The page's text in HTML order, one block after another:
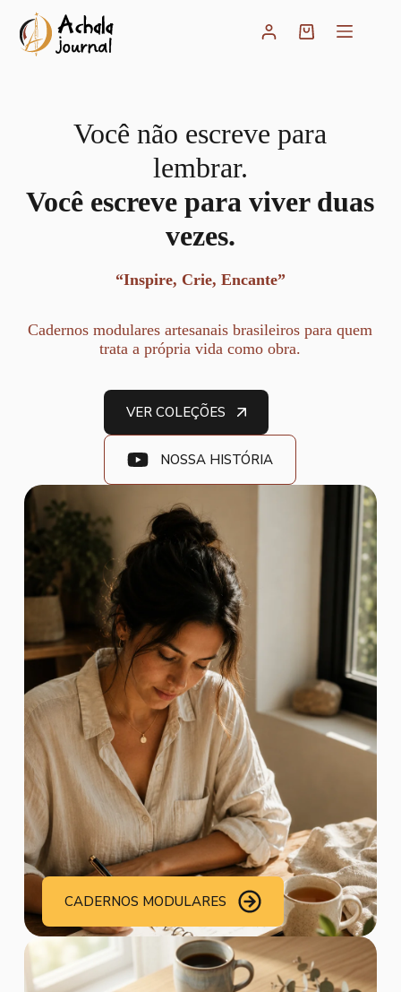
para
conteúdo
Carrinho
Você não escreve para
lembrar.
Você escreve para viver duas
vezes.
“Inspire, Crie, Encante”
Cadernos modulares artesanais brasileiros para quem
trata a própria vida como obra.
VER COLEÇÕES
NOSSA HISTÓRIA
CADERNOS MODULARES